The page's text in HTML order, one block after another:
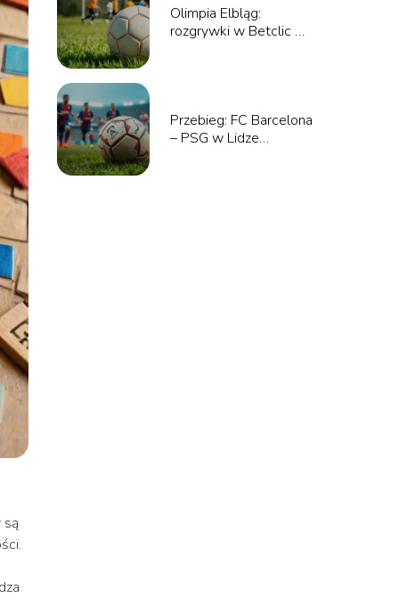
są
Olimpia Elbląg:
rozgrywki w Betclic 3
Przebieg: FC Barcelona
– PSG w Lidze